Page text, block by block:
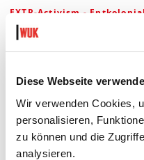
Diese Webseite
Wir verwenden Cookies,
personalisieren,
zu können und die
analysieren.
EXTR-Activism -
Weltraumbergbaus
Do 10.2. bis Sa 12.3.2022,
Auf
Twitter
teilen
Auf
Facebook
teilen